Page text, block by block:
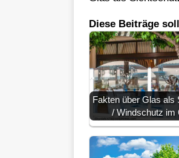
Diese Beiträge
Fakten über Glas als
/ Windschutz im